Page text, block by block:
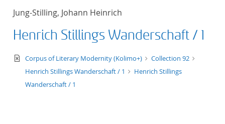
Jung-Stilling, Johann Heinrich
Henrich Stillings Wanderschaft / 1
text/xml
Corpus of Literary Modernity (Kolimo+)
Collection 92
Henrich Stillings Wanderschaft / 1
Henrich Stillings
Wanderschaft / 1